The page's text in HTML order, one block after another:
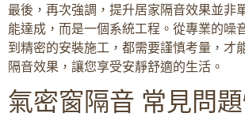
最後，再次強調，提升居家隔音效果並非
能達成，而是一個系統工程。從專業的噪
到精密的安裝施工，都需要謹慎考量，才
隔音效果，讓您享受安靜舒適的生活。
氣密窗隔音 常見問